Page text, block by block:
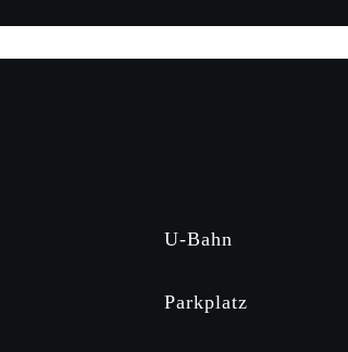
U-Bahn
Parkplatz